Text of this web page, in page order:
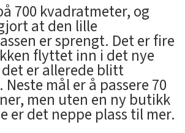
700 kvadratmeter, og
at den lille
er sprengt. Det er fire
flyttet inn i det nye
er allerede blitt
mål er å passere 70
men uten en ny butikk
er det neppe plass til mer.